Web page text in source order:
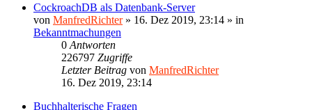
CockroachDB als Datenbank-Server
von ManfredRichter» 16. Dez 2019, 23:14 » in
Bekanntmachungen
0 Antworten
226797 Zugriffe
Letzter Beitrag von ManfredRichter
16. Dez 2019, 23:14
Buchhalterische Fragen